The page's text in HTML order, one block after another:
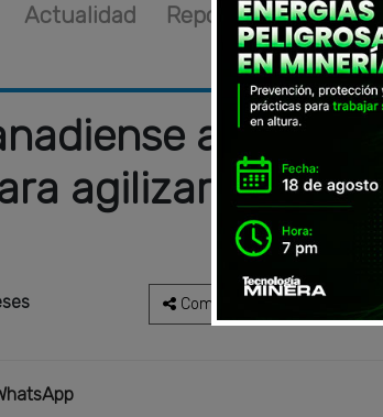
Actualidad Reportajes
aplica
agilizar
Compartir